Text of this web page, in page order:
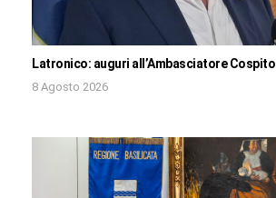
Latronico: auguri all’Ambasciatore Cospito
8 Agosto 2026